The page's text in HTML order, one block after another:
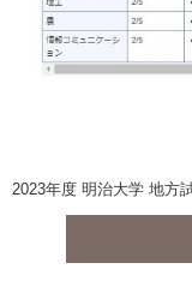
2023年度 明治大学 地方